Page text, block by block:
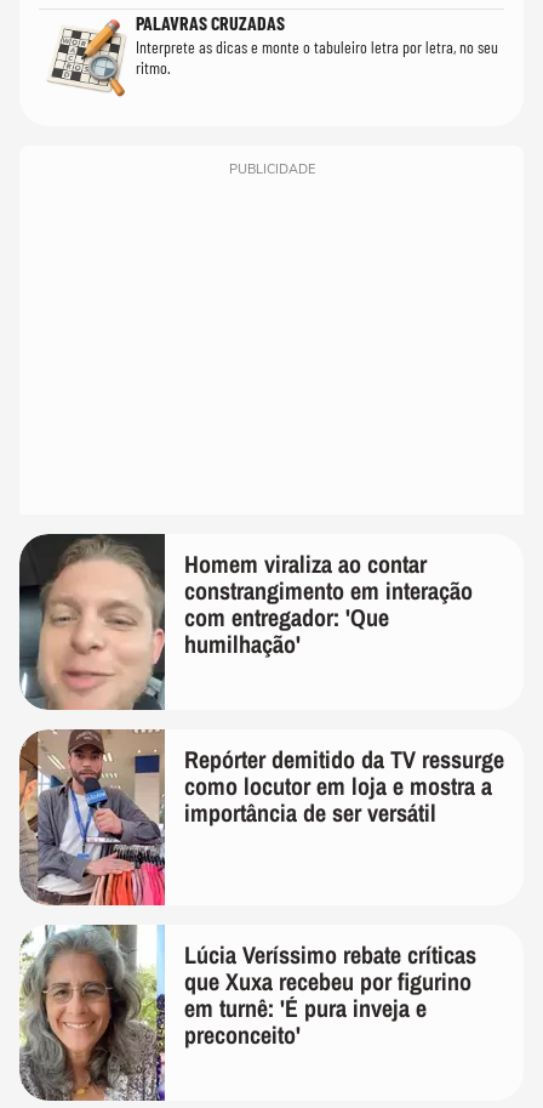
PALAVRAS CRUZADAS
Interprete as dicas e monte o tabuleiro letra por letra, no seu
ritmo.
PUBLICIDADE
Homem viraliza ao contar
constrangimento em interação
com entregador: 'Que
humilhação'
Repórter demitido da TV ressurge
como locutor em loja e mostra a
importância de ser versátil
Lúcia Veríssimo rebate críticas
que Xuxa recebeu por figurino
em turnê: 'É pura inveja e
preconceito'